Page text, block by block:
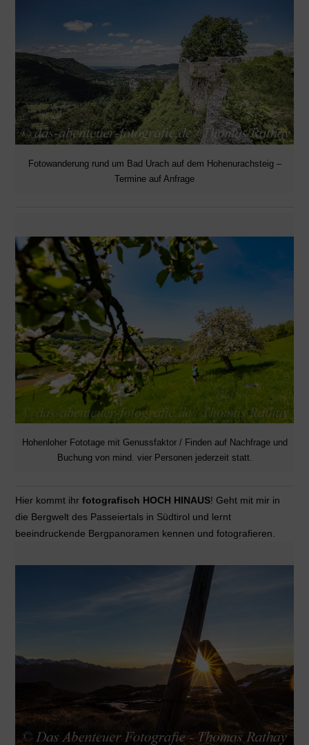
Fotowanderung rund um Bad Urach auf dem Hohenurachsteig –
Termine auf Anfrage
Hohenloher Fototage mit Genussfaktor / Finden auf Nachfrage und
Buchung von mind. vier Personen jederzeit statt.
Hier kommt ihr fotografisch HOCH HINAUS! Geht mit mir in
die Bergwelt des Passeiertals in Südtirol und lernt
beeindruckende Bergpanoramen kennen und fotografieren.